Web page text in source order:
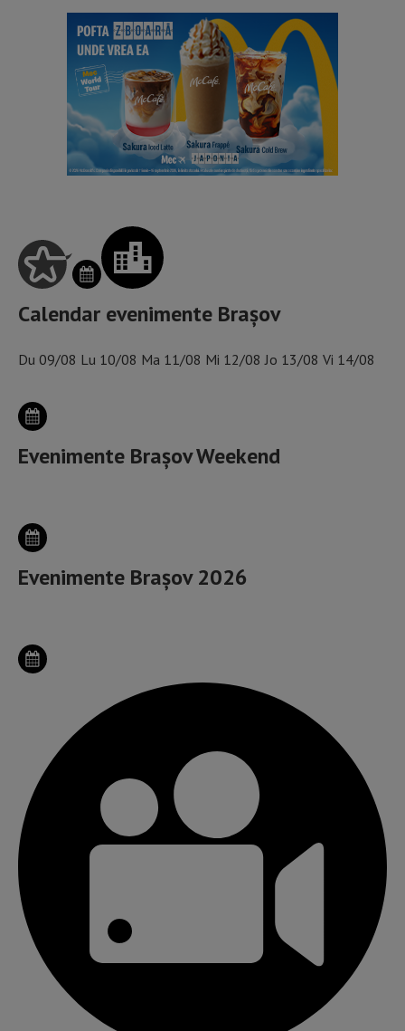
Calendar evenimente Brașov
Du 09/08 Lu 10/08 Ma 11/08 Mi 12/08 Jo 13/08 Vi 14/08
Evenimente Brașov Weekend
Evenimente Brașov 2026